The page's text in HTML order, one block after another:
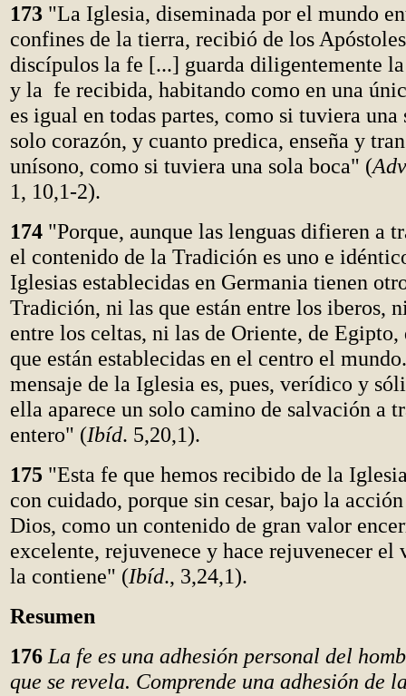
173 "La Iglesia, diseminada por el mundo
confines de la tierra, recibió de los
discípulos la fe [...] guarda diligentemente
y la fe recibida, habitando como en una
es igual en todas partes, como si tuviera
solo corazón, y cuanto predica, enseña y
unísono, como si tuviera una sola boca" (
1, 10,1-2).
174 "Porque, aunque las lenguas difieren a
el contenido de la Tradición es uno e
Iglesias establecidas en Germania tienen
Tradición, ni las que están entre los iberos,
entre los celtas, ni las de Oriente, de
que están establecidas en el centro el
mensaje de la Iglesia es, pues, verídico y
ella aparece un solo camino de salvación a
entero" (Ibíd. 5,20,1).
175 "Esta fe que hemos recibido de la
con cuidado, porque sin cesar, bajo la
Dios, como un contenido de gran valor
excelente, rejuvenece y hace rejuvenecer el
la contiene" (Ibíd., 3,24,1).
Resumen
176 La fe es una adhesión personal del
que se revela. Comprende una adhesión de